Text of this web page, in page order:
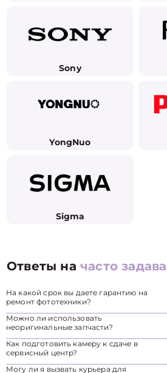
Sony
YongNuo
Sigma
Ответы начасто
На какой срок вы даете гарантию на
ремонт фототехники?
Можно ли использовать
неоригинальные запчасти?
Как подготовить камеру к сдаче в
сервисный центр?
Могу ли я вызвать курьера для